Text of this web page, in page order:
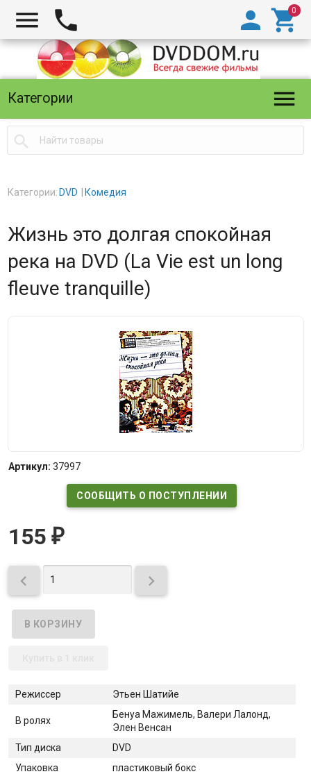
  

Категории 

Категории: DVD Комедия
Жизнь это долгая спокойная
река на DVD (La Vie est un long
fleuve tranquille)
Артикул: 37997
СООБЩИТЬ О ПОСТУПЛЕНИИ
155 ₽
 
Режиссер Этьен Шатийе
В ролях
Бенуа Мажимель, Валери Лалонд,
Элен Венсан
Тип диска
DVD
Упаковка
пластиковый бокс